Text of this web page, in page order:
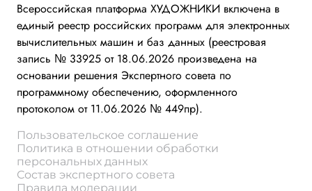
Всероссийская платформа ХУДОЖНИКИ включена в
единый реестр российских программ для электронных
вычислительных машин и баз данных (реестровая
запись № 33925 от 18.06.2026 произведена на
основании решения Экспертного совета по
программному обеспечению, оформленного
протоколом от 11.06.2026 № 449пр).
Пользовательское соглашение
Политика в отношении обработки
персональных данных
Состав экспертного совета
Правила модерации